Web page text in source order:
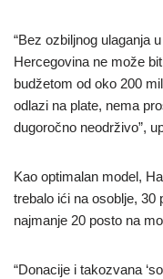
“Bez ozbiljnog ulaganja
Hercegovina ne može
budžetom od oko 200
odlazi na plate, nema
dugoročno neodrživo”,
Kao optimalan model,
trebalo ići na osoblje, 30
najmanje 20 posto na
“Donacije i takozvana